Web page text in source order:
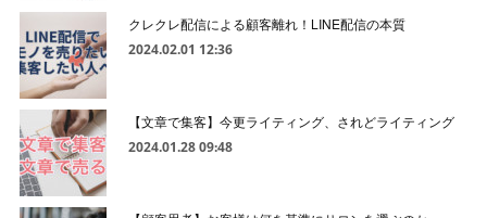
クレクレ配信による顧客離れ！LINE配信の本質
2024.02.01 12:36
【文章で集客】今更ライティング、されどライティング
2024.01.28 09:48